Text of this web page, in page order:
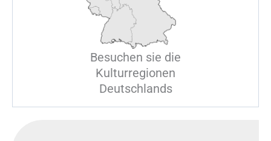
Besuchen sie die
Kulturregionen
Deutschlands